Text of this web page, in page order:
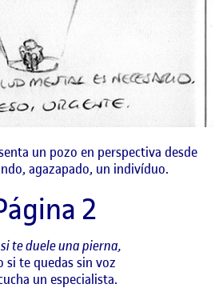
un pozo en perspectiva desde
agazapado, un indivíduo.
2
te duele una pierna,
si te quedas sin voz
un especialista.